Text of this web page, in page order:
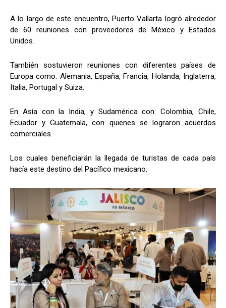
A lo largo de este encuentro, Puerto Vallarta logró alrededor
de 60 reuniones con proveedores de México y Estados
Unidos.
También sostuvieron reuniones con diferentes países de
Europa como: Alemania, España, Francia, Holanda, Inglaterra,
Italia, Portugal y Suiza.
En Asía con la India, y Sudamérica con: Colombia, Chile,
Ecuador y Guatemala, con quienes se lograron acuerdos
comerciales.
Los cuales beneficiarán la llegada de turistas de cada país
hacía este destino del Pacífico mexicano.